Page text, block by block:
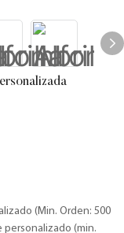
(Min. Orden: 500
personalizado (min.